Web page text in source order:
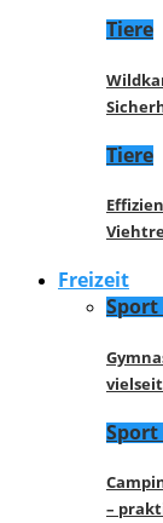
Tiere
Tiere
Freizeit
Sport
Sport
–